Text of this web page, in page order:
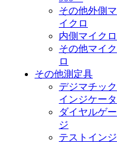
その他外側マ
イクロ
内側マイクロ
その他マイク
ロ
その他測定具
デジマチック
インジケータ
ダイヤルゲー
ジ
テストインジ